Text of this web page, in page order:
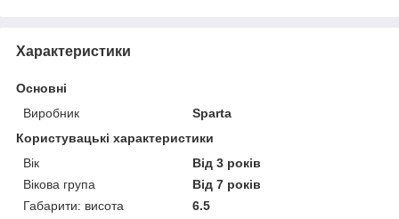
Характеристики
Основні
Виробник
Sparta
Користувацькі характеристики
Вік
Від 3 років
Вікова група
Від 7 років
Габарити: висота
6.5